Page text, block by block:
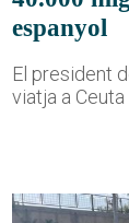
espanyol
El president
viatja a